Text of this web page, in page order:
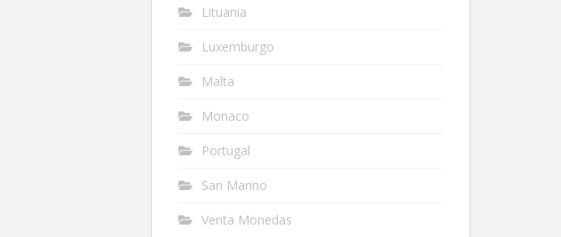
Lituania
Luxemburgo
Malta
Monaco
Portugal
San Marino
Venta Monedas